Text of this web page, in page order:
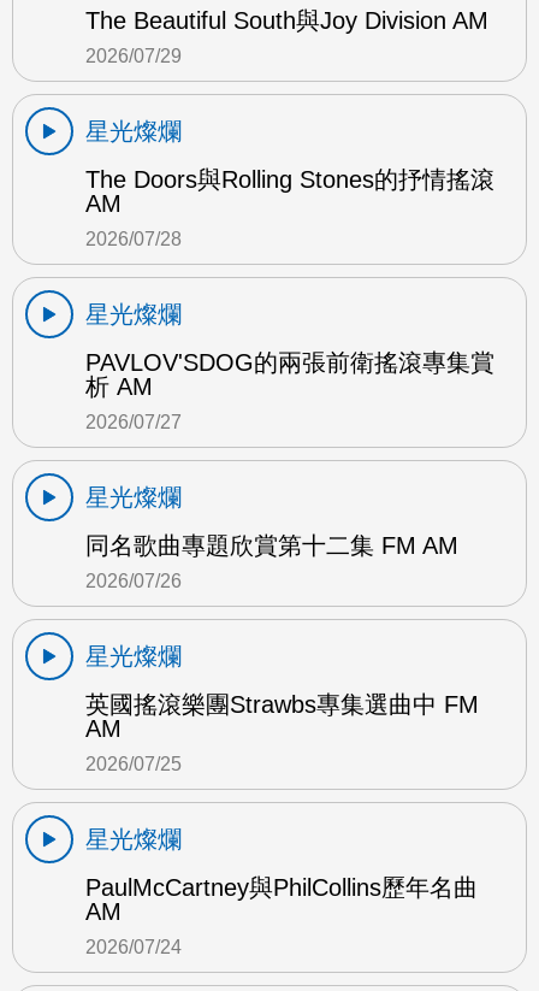
The Beautiful South與Joy Division AM
2026/07/29
星光燦爛
The Doors與Rolling Stones的抒情搖滾
AM
2026/07/28
星光燦爛
PAVLOV'SDOG的兩張前衛搖滾專集賞
析 AM
2026/07/27
星光燦爛
同名歌曲專題欣賞第十二集 FM AM
2026/07/26
星光燦爛
英國搖滾樂團Strawbs專集選曲中 FM
AM
2026/07/25
星光燦爛
PaulMcCartney與PhilCollins歷年名曲
AM
2026/07/24